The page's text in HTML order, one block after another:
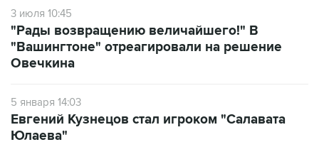
3 июля 10:45
"Рады возвращению величайшего!" В
"Вашингтоне" отреагировали на решение
Овечкина
5 января 14:03
Евгений Кузнецов стал игроком "Салавата
Юлаева"